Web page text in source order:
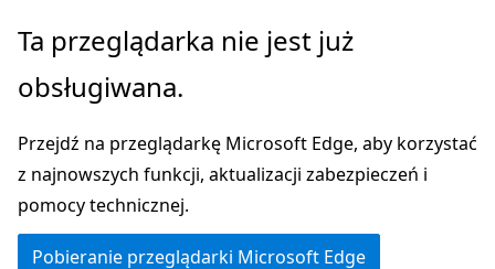
Przejdź
głównej
Przejdź
nawigacji
stronie
Ta przeglądarka nie jest już
obsługiwana.
Przejdź na przeglądarkę Microsoft Edge, aby korzystać
z najnowszych funkcji, aktualizacji zabezpieczeń i
pomocy technicznej.
Pobieranie przeglądarki Microsoft Edge